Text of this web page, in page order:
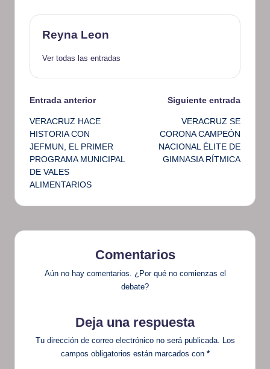
Reyna Leon
Ver todas las entradas
Navegación
de
entradas
Entrada anterior
VERACRUZ HACE
HISTORIA CON
JEFMUN, EL PRIMER
PROGRAMA MUNICIPAL
DE VALES
ALIMENTARIOS
Siguiente entrada
VERACRUZ SE
CORONA CAMPEÓN
NACIONAL ÉLITE DE
GIMNASIA RÍTMICA
Comentarios
Aún no hay comentarios. ¿Por qué no comienzas el
debate?
Deja una respuesta
Tu dirección de correo electrónico no será publicada. Los
campos obligatorios están marcados con *